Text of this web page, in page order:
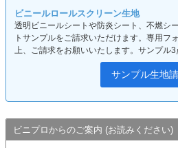
ビニールロールスクリーン生地
透明ビニールシートや防炎シート、不燃シ
トサンプルをご請求いただけます。専用フ
上、ご請求をお願いいたします。サンプル
サンプル生地
ビニプロからのご案内 (お読みください)